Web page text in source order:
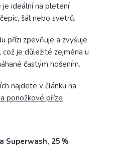
ideální na pletení
šál nebo svetrů.
přízi zpevňuje a zvyšuje
je důležité zejména u
častým nošením.
najdete v článku na
ponožkové příze
Superwash, 25 %